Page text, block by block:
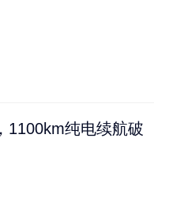
1100km纯电续航破